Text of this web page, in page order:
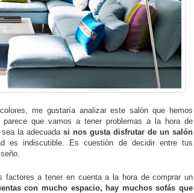
me gustaría analizar este salón que hemos
parece que vamos a tener problemas a la hora de
la adecuada si nos gusta disfrutar de un salón
es indiscutible. Es cuestión de decidir entre tus
factores a tener en cuenta a la hora de comprar un
con mucho espacio, hay muchos sofás que